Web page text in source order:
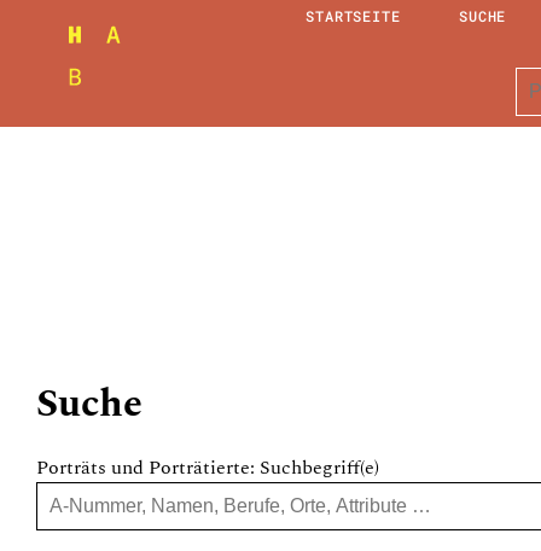
STARTSEITE SUCHE
Suche
Porträts und Porträtierte: Suchbegriff(e)